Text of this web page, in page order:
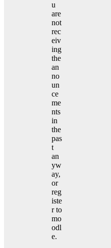
u
are
not
rec
eiv
ing
the
an
no
un
ce
me
nts
in
the
pas
t
an
yw
ay,
or
reg
iste
r to
mo
odl
e.